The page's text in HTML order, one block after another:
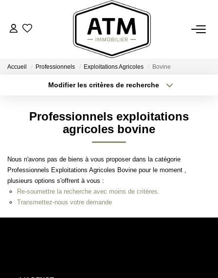
ACHETER
Notre Agence
Nos Engagements
Nos Avis Clients
Accueil Professionnels Exploitations Agricoles Bovine
Modifier les critères de recherche
Type de bien
Surface min
Créer une alerte
Professionnels exploitations
agricoles bovine
Nous n'avons pas de biens à vous proposer dans la catégorie
Professionnels Exploitations Agricoles Bovine pour le moment ,
plusieurs options s'offrent à vous :
Re-soumettre la recherche avec moins de critères.
Transmettez-nous votre demande